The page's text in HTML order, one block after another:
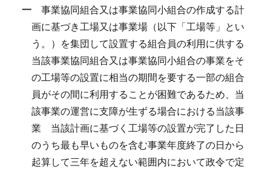
一 事業協同組合又は事業協同小組合の作成する計
画に基づき工場又は事業場（以下「工場等」とい
う。）を集団して設置する組合員の利用に供する
当該事業協同組合又は事業協同小組合の事業をそ
の工場等の設置に相当の期間を要する一部の組合
員がその間に利用することが困難であるため、当
該事業の運営に支障が生ずる場合における当該事
業
当該計画に基づく工場等の設置が完了した日
のうち最も早いものを含む事業年度終了の日から
起算して三年を超えない範囲内において政令で定